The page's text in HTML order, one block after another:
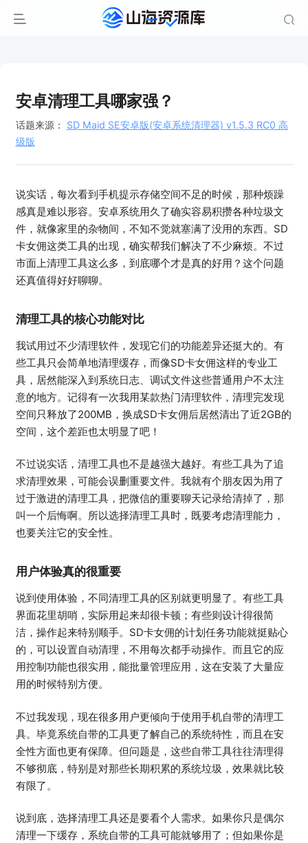
安卓清理工具哪家强？
话题来源： SD Maid SE安卓版(安卓系统清理器) v1.5.3 RC0 高
级版
说实话，每次看到手机提示存储空间不足的时候，那种烦躁
感真是难以形容。安卓系统用久了确实容易积攒各种垃圾文
件，就像家里的杂物间，不知不觉就塞满了没用的东西。SD
卡女佣这类工具的出现，确实帮我们解决了不少麻烦。不过
市面上清理工具这么多，到底哪个才是真的好用？这个问题
还真值得好好聊聊。
清理工具的核心功能对比
我试用过不少清理软件，发现它们的功能差异还挺大的。有
些工具只会简单地清理缓存，而像SD卡女佣这样的专业工
具，居然能深入到系统日志、调试文件这些普通用户不太注
意的地方。记得有一次我用某款热门清理软件，清理完发现
空间只释放了200MB，换成SD卡女佣后居然清出了近2GB的
空间，这个差距也太明显了吧！
不过说实话，清理工具也不是越强大越好。有些工具为了追
求清理效果，可能会误删重要文件。我就有个朋友因为用了
过于激进的清理工具，把微信的重要聊天记录给清掉了，那
叫一个后悔啊。所以选择清理工具时，既要考虑清理能力，
也要关注它的安全性。
用户体验真的很重要
说到使用体验，不同清理工具的区别就更明显了。有些工具
界面花里胡哨，实际用起来却很卡顿；有些则设计得很简
洁，操作起来特别顺手。SD卡女佣的计划任务功能就挺贴心
的，可以设置自动清理，不用每次都手动操作。而且它的应
用控制功能也很实用，能批量管理应用，这在安装了大量应
用的时候特别方便。
不过我发现，现在很多用户更倾向于使用手机自带的清理工
具。毕竟系统自带的工具更了解自己的系统特性，而且在安
全性方面也更有保障。但问题是，这些自带工具往往清理得
不够彻底，特别是对那些长期积累的系统垃圾，效果就比较
有限了。
说到底，选择清理工具还是要看个人需求。如果你只是偶尔
清理一下缓存，系统自带的工具可能就够用了；但如果你是